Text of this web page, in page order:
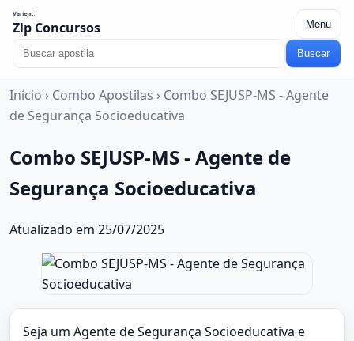
Zip Concursos Menu
Buscar
Início › Combo Apostilas › Combo SEJUSP-MS - Agente
de Segurança Socioeducativa
Combo SEJUSP-MS - Agente de
Segurança Socioeducativa
Atualizado em 25/07/2025
Seja um Agente de Segurança Socioeducativa e